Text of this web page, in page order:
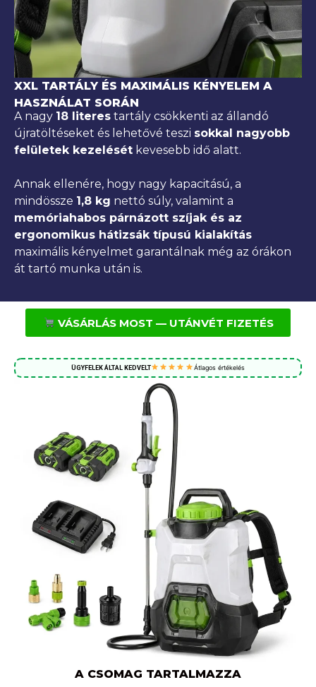
XXL TARTÁLY ÉS MAXIMÁLIS KÉNYELEM A
HASZNÁLAT SORÁN
A nagy 18 literes tartály csökkenti az állandó
újratöltéseket és lehetővé teszi sokkal nagyobb
felületek kezelését kevesebb idő alatt.
Annak ellenére, hogy nagy kapacitású, a
mindössze 1,8 kg nettó súly, valamint a
memóriahabos párnázott szíjak és az
ergonomikus hátizsák típusú kialakítás
maximális kényelmet garantálnak még az órákon
át tartó munka után is.
VÁSÁRLÁS MOST — UTÁNVÉT FIZETÉS
ÜGYFELEK ÁLTAL KEDVELT Átlagos értékelés
A CSOMAG TARTALMAZZA